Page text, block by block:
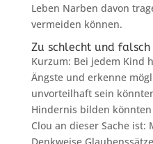
Leben Narben davon
vermeiden können.
Zu schlecht und
Kurzum: Bei jedem Kind
Ängste und erkenne
unvorteilhaft sein
Hindernis bilden könnten
Clou an dieser Sache